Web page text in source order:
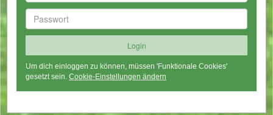
Um dich einloggen zu können, müssen 'Funktionale Cookies'
gesetzt sein. Cookie-Einstellungen ändern